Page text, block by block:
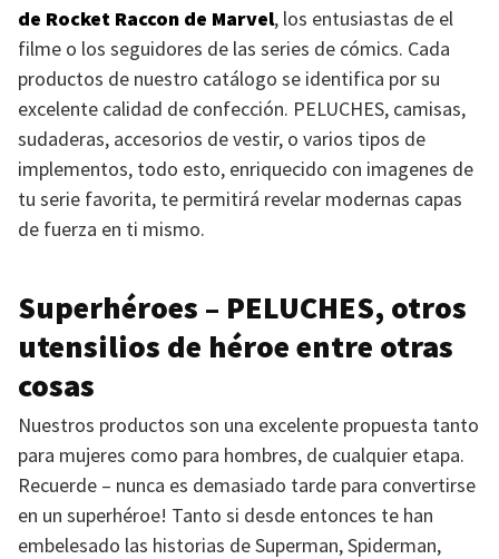
de Rocket Raccon de Marvel, los entusiastas de el
filme o los seguidores de las series de cómics. Cada
productos de nuestro catálogo se identifica por su
excelente calidad de confección. PELUCHES, camisas,
sudaderas, accesorios de vestir, o varios tipos de
implementos, todo esto, enriquecido con imagenes de
tu serie favorita, te permitirá revelar modernas capas
de fuerza en ti mismo.
Superhéroes – PELUCHES, otros
utensilios de héroe entre otras
cosas
Nuestros productos son una excelente propuesta tanto
para mujeres como para hombres, de cualquier etapa.
Recuerde – nunca es demasiado tarde para convertirse
en un superhéroe! Tanto si desde entonces te han
embelesado las historias de Superman, Spiderman,